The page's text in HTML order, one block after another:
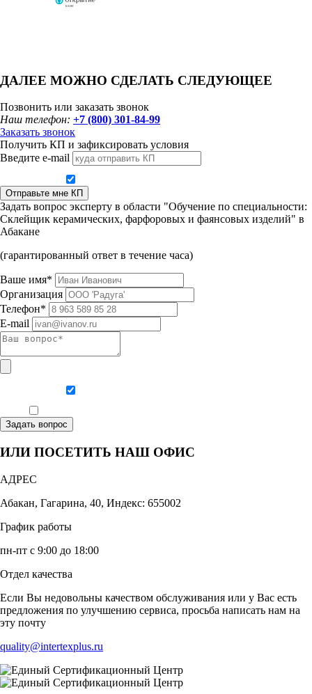
ДАЛЕЕ МОЖНО СДЕЛАТЬ СЛЕДУЮЩЕЕ
Позвонить или заказать звонок
Наш телефон: +7 (800) 301-84-99
Заказать звонок
Получить КП и зафиксировать условия
Введите e-mail
Отправьте мне КП
Задать вопрос эксперту в области "Обучение по специальности:
Склейщик керамических, фарфоровых и фаянсовых изделий" в
Абакане
(гарантированный ответ в течение часа)
Ваше имя*
Организация
Телефон*
E-mail
Задать вопрос
ИЛИ ПОСЕТИТЬ НАШ ОФИС
АДРЕС
Абакан, Гагарина, 40, Индекс: 655002
График работы
пн-пт с 9:00 до 18:00
Отдел качества
Если Вы недовольны качеством обслуживания или у Вас есть
предложения по улучшению сервиса, просьба написать нам на
эту почту
quality@intertexplus.ru